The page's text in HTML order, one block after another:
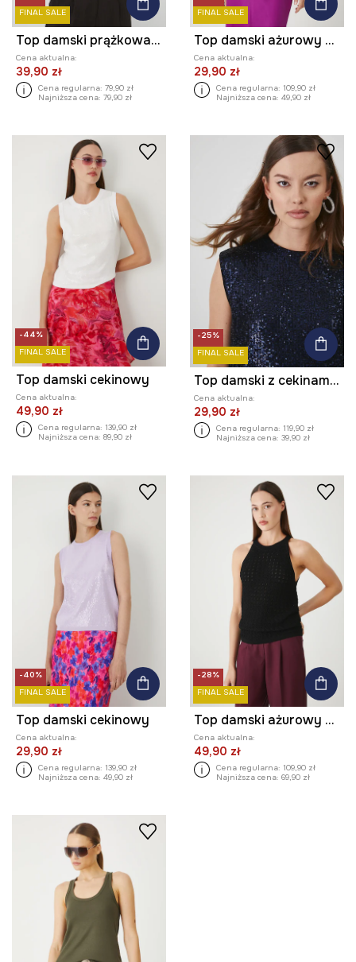
FINAL SALE
Top damski prążkowany
Cena aktualna:
39,90 zł
Cena regularna: 79,90 zł
Najniższa cena: 79,90 zł
FINAL SALE
Top damski ażurowy z wiskozą
Cena aktualna:
29,90 zł
Cena regularna: 109,90 zł
Najniższa cena: 49,90 zł
-44%
FINAL SALE
Top damski cekinowy
Cena aktualna:
49,90 zł
Cena regularna: 139,90 zł
Najniższa cena: 89,90 zł
-25%
FINAL SALE
Top damski z cekinami kolor granatowy
Cena aktualna:
29,90 zł
Cena regularna: 119,90 zł
Najniższa cena: 39,90 zł
-40%
FINAL SALE
Top damski cekinowy
Cena aktualna:
29,90 zł
Cena regularna: 139,90 zł
Najniższa cena: 49,90 zł
-28%
FINAL SALE
Top damski ażurowy z wiskozą
Cena aktualna:
49,90 zł
Cena regularna: 109,90 zł
Najniższa cena: 69,90 zł